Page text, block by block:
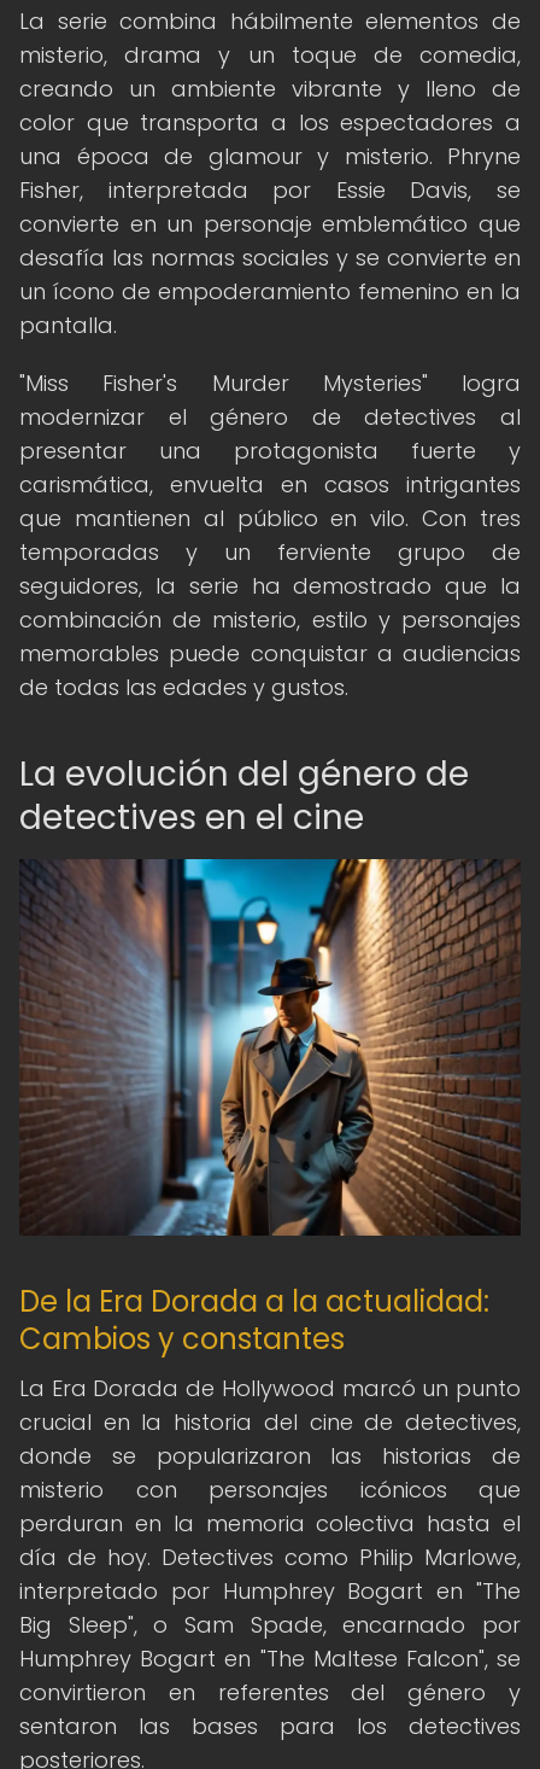
La serie combina hábilmente elementos de
misterio, drama y un toque de comedia,
creando un ambiente vibrante y lleno de
color que transporta a los espectadores a
una época de glamour y misterio. Phryne
Fisher, interpretada por Essie Davis, se
convierte en un personaje emblemático que
desafía las normas sociales y se convierte en
un ícono de empoderamiento femenino en la
pantalla.
"Miss Fisher's Murder Mysteries" logra
modernizar el género de detectives al
presentar una protagonista fuerte y
carismática, envuelta en casos intrigantes
que mantienen al público en vilo. Con tres
temporadas y un ferviente grupo de
seguidores, la serie ha demostrado que la
combinación de misterio, estilo y personajes
memorables puede conquistar a audiencias
de todas las edades y gustos.
La evolución del género de
detectives en el cine
De la Era Dorada a la actualidad:
Cambios y constantes
La Era Dorada de Hollywood marcó un punto
crucial en la historia del cine de detectives,
donde se popularizaron las historias de
misterio con personajes icónicos que
perduran en la memoria colectiva hasta el
día de hoy. Detectives como Philip Marlowe,
interpretado por Humphrey Bogart en "The
Big Sleep", o Sam Spade, encarnado por
Humphrey Bogart en "The Maltese Falcon", se
convirtieron en referentes del género y
sentaron las bases para los detectives
posteriores.